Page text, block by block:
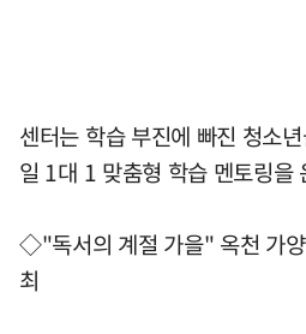
센터는 학습 부진에 빠진 청소
일 1대 1 맞춤형 학습 멘토링을
◇"독서의 계절 가을" 옥천 가
최